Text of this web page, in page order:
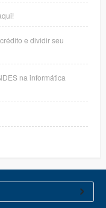
e dividir seu
na informática